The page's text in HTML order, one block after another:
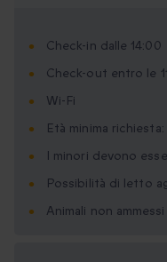
Check-in dalle 14:00
Check-out entro le
Wi-Fi
Età minima richiesta:
I minori devono
Possibilità di letto
Animali non ammessi